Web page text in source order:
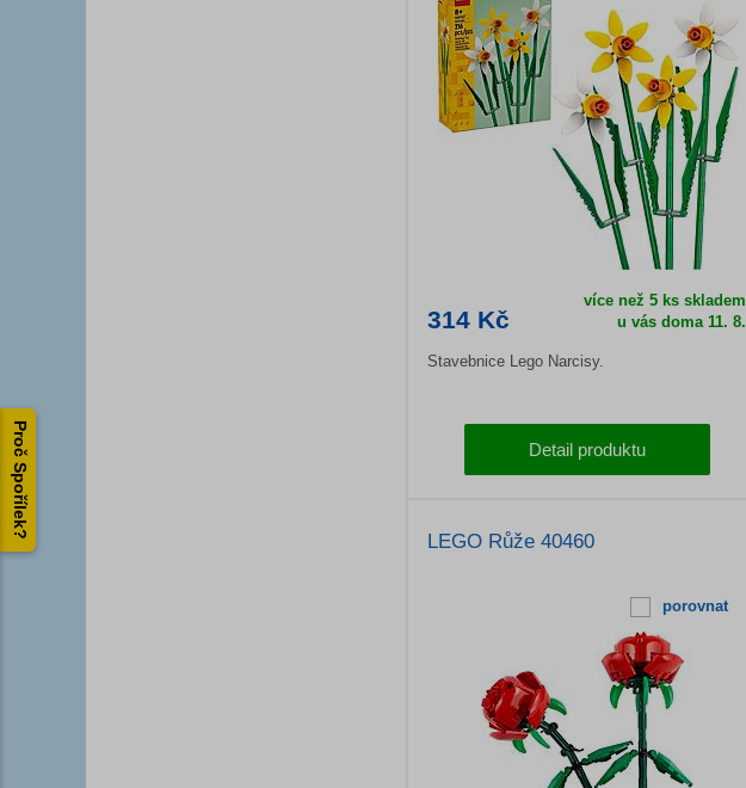
Proč Spořílek?
314 Kč
více než 5 ks skladem
u vás doma 11. 8.
Stavebnice Lego Narcisy.
Detail produktu
LEGO Růže 40460
porovnat